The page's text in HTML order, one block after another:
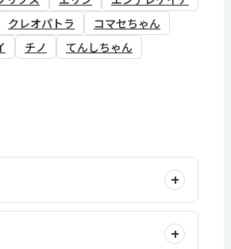
クレオパトラ
コマセちゃん
チノ
てんしちゃん